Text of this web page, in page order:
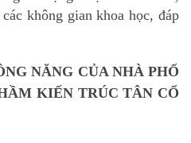
không gian khoa học, đáp
NĂNG CỦA NHÀ PHỐ
KIẾN TRÚC TÂN CỔ